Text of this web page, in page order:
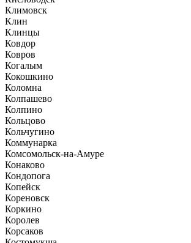
Климовск
Клин
Клинцы
Ковдор
Ковров
Когалым
Кокошкино
Коломна
Колпашево
Колпино
Кольцово
Кольчугино
Коммунарка
Комсомольск-на-Амуре
Конаково
Кондопога
Копейск
Кореновск
Коркино
Королев
Корсаков